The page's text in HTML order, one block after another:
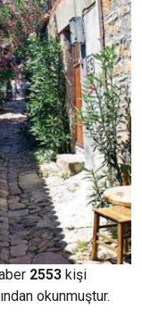
2553 kişi
okunmuştur.